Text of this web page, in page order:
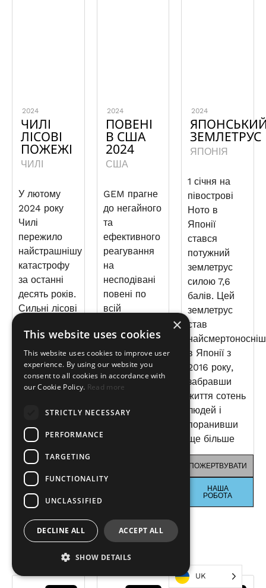
2024
ЧИЛІ
ЛІСОВІ
ПОЖЕЖІ
ЧИЛІ
У лютому
2024 року
Чилі
пережило
найстрашнішу
катастрофу
за останні
десять років.
Сильні лісові
спустошили
регіон
Вальпараїсо,
спаливши
000 акрів і
тисячі людей
евакуюватися.
ПОЖЕРТВУВАТИ
НАША
РОБОТА
2024
ПОВЕНІ
В США
2024
США
GEM прагне
до негайного
та
ефективного
реагування
на
несподівані
повені по
всій
США у 2024
році. Ми
готові
мобілізувати
наших
реагування
ПОЖЕРТВУВАТИ
НАША
2024
ЗЕМЛЕТРУС
ЯПОНІЯ
1 січня на
півострові
Ното в
Японії
стався
потужний
землетрус
силою 7,6
балів. Цей
землетрус
став
в Японії з
2016 року,
забравши
життя сотень
людей і
поранивши
ще більше
ПОЖЕРТВУВАТИ
НАША
РОБОТА
UK
×
This website uses cookies
This website uses cookies to improve user
experience. By using our website you
consent to all cookies in accordance with
our Cookie Policy. Read more
STRICTLY NECESSARY
PERFORMANCE
TARGETING
FUNCTIONALITY
UNCLASSIFIED
ACCEPT ALL
DECLINE ALL
SHOW DETAILS